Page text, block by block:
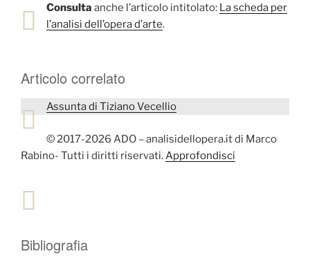
Consulta anche l’articolo intitolato: La scheda per
l’analisi dell’opera d’arte.
Articolo correlato
Assunta di Tiziano Vecellio
© 2017-2026 ADO – analisidellopera.it di Marco
Rabino- Tutti i diritti riservati.Approfondisci
Bibliografia